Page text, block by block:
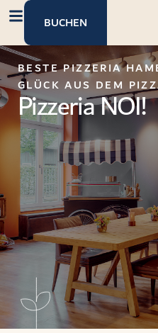
springenBUCHEN
BESTE PIZZERIA
GLÜCK AUS DEM
Pizzeria NOI!